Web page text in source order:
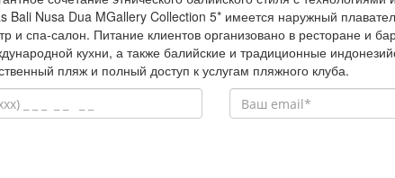
Bali Nusa Dua MGallery Collection 5* имеется наружный
и спа-салон. Питание клиентов организовано в ресторане и
кухни, а также балийские и традиционные
пляж и полный доступ к услугам пляжного клуба.